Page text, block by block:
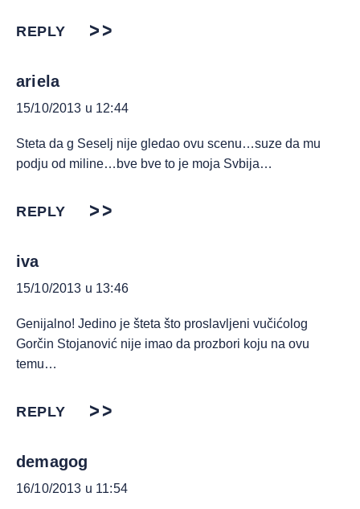
REPLY
ariela
15/10/2013 u 12:44
Steta da g Seselj nije gledao ovu scenu…suze da mu
podju od miline…bve bve to je moja Svbija…
REPLY
iva
15/10/2013 u 13:46
Genijalno! Jedino je šteta što proslavljeni vučićolog
Gorčin Stojanović nije imao da prozbori koju na ovu
temu…
REPLY
demagog
16/10/2013 u 11:54